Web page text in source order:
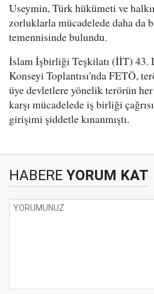
Useymin, Türk hükümeti ve
zorluklarla mücadelede daha da
temennisinde bulundu.
İslam İşbirliği Teşkilatı (İİT) 43.
Konseyi Toplantısı'nda FETÖ,
üye devletlere yönelik terörün
karşı mücadelede iş birliği
girişimi şiddetle kınanmıştı.
HABERE YORUM KAT